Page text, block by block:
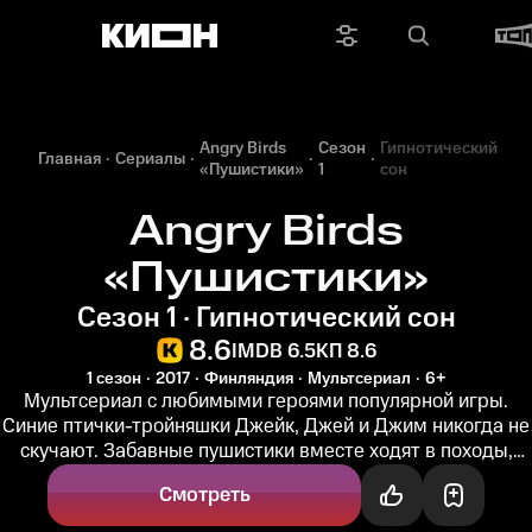
Главная Сериалы Angry Birds
«Пушистики»
Сезон
1
Гипнотический
сон
Angry Birds
«Пушистики»
Сезон 1 · Гипнотический сон
8.6IMDB 6.5КП 8.6
1 сезон 2017 Финляндия Мультсериал 6+
Мультсериал с любимыми героями популярной игры.
Синие птички-тройняшки Джейк, Джей и Джим никогда не
скучают. Забавные пушистики вместе ходят в походы,
устраивают пикники...
Смотреть